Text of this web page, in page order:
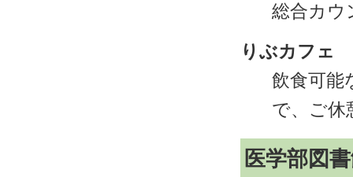
総合カウ
りぶカフェ
飲食可能
で、ご休
医学部図